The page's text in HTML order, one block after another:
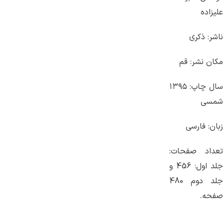
علیزاده
ناشر: ذکری
مکان نشر: قم
سال چاپ: ۱۳۹۵
شمسی
زبان: فارسی
تعداد صفحات:
جلد اول: 456 و
جلد دوم 480
صفحه.